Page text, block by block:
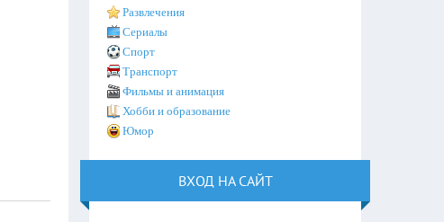
Развлечения
Сериалы
Спорт
Транспорт
Фильмы и анимация
Хобби и образование
Юмор
ВХОД НА САЙТ